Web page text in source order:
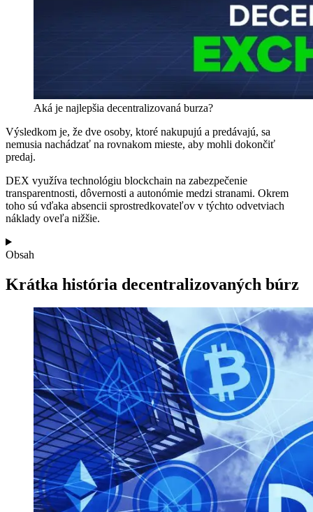
Aká je najlepšia decentralizovaná burza?
Výsledkom je, že dve osoby, ktoré nakupujú a predávajú, sa
nemusia nachádzať na rovnakom mieste, aby mohli dokončiť
predaj.
DEX využíva technológiu blockchain na zabezpečenie
transparentnosti, dôvernosti a autonómie medzi stranami. Okrem
toho sú vďaka absencii sprostredkovateľov v týchto odvetviach
náklady oveľa nižšie.
Obsah
Krátka história decentralizovaných búrz